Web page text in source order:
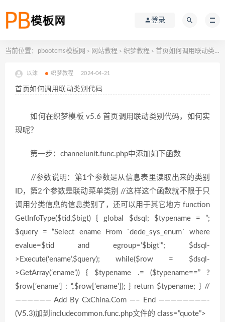
登录
当前位置： pbootcms模板网 > 网站教程 > 织梦教程 > 首页如何调用联动类别代码
以沫 织梦教程 2024-04-21
首页如何调用联动类别代码
如何在织梦模板 v5.6 首页调用联动类别代码，如何实
现呢？
第一步：channelunit.func.php中添加如下函数
//参数说明：第1个参数是从信息表里读取出来的类别
ID，第2个参数是联动菜单类别 //这样这个函数就不限于只
调用分类信息的信息类别了，还可以用于其它地方 function
GetInfoType($tid,$bigt) { global $dsql; $typename = ”;
$query = “Select ename From `dede_sys_enum` where
evalue=$tid and egroup=’$bigt'”; $dsql-
>Execute(‘ename’,$query); while($row = $dsql-
>GetArray(‘ename’)) { $typename .= ($typename==” ?
$row[‘ename’] : ‘,’.$row[‘ename’]); } return $typename; } //
—————— Add By CxChina.Com —– End ————————-
(V5.3)加到includecommon.func.php文件的 class=”quote”>